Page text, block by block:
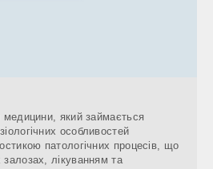
медицини, який займається
особливостей
патологічних процесів, що
лікуванням та